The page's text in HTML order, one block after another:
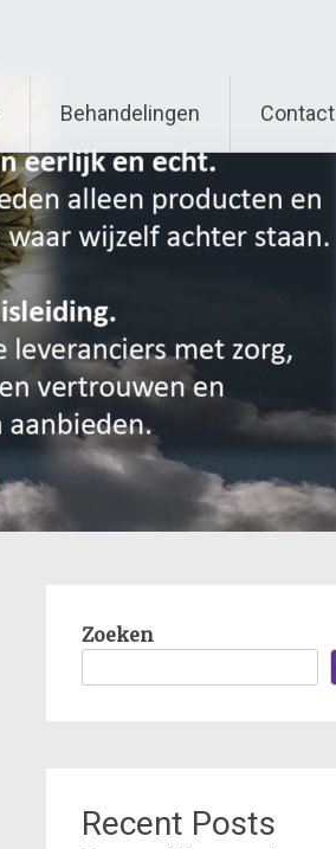
Behandelingen Contact
Zoeken
Recent Posts